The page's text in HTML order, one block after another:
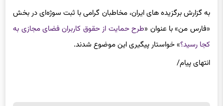
باره را سریعا مرتفع کنیم.
به گزارش برگزیده های ایران، مخاطبان گرامی با ثبت سوژه‌ای در بخش
«فارس من» با عنوان «طرح حمایت از حقوق کاربران فضای مجازی به
کجا رسید؟ » خواستار پیگیری این موضوع شدند.